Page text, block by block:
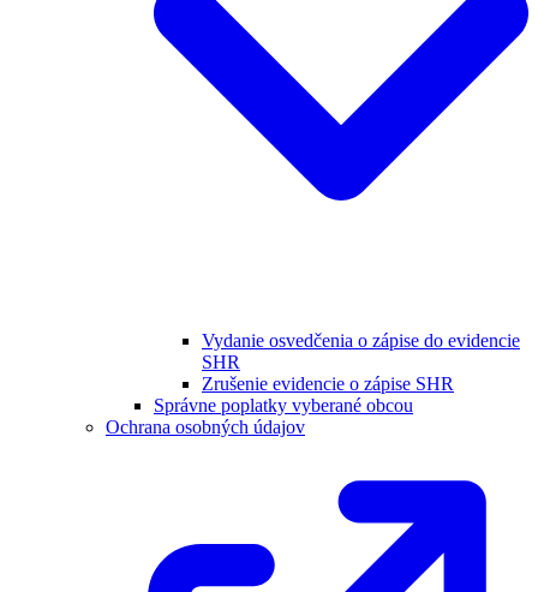
Vydanie osvedčenia o zápise do evidencie
SHR
Zrušenie evidencie o zápise SHR
Správne poplatky vyberané obcou
Ochrana osobných údajov